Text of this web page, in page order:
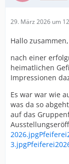
29. März 2026 um
Hallo zusammen,
nach einer
heimatlichen
Impressionen
Es war war wie
was da so
auf das
2026.jpg
3.jpg